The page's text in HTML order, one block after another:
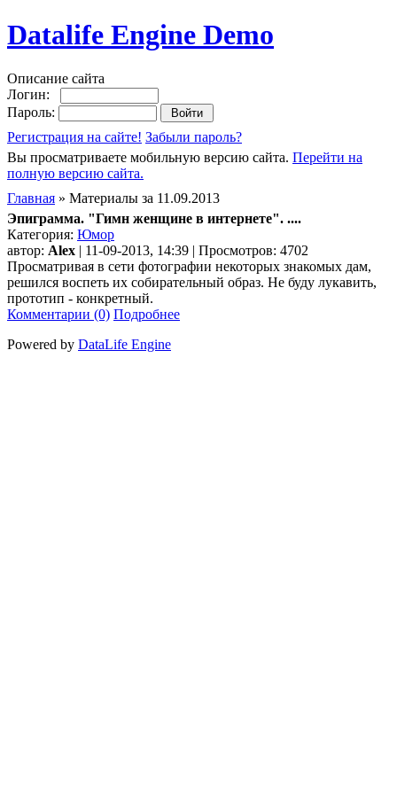
Datalife Engine Demo
Описание сайта
Логин:
Пароль:
Регистрация на сайте! Забыли пароль?
Вы просматриваете мобильную версию сайта. Перейти на
полную версию сайта.
Главная » Материалы за 11.09.2013
Эпиграмма. "Гимн женщине в интернете". ....
Категория: Юмор
автор: Alex | 11-09-2013, 14:39 | Просмотров: 4702
Просматривая в сети фотографии некоторых знакомых дам,
решился воспеть их собирательный образ. Не буду лукавить,
прототип - конкретный.
Комментарии (0) Подробнее
Powered by DataLife Engine